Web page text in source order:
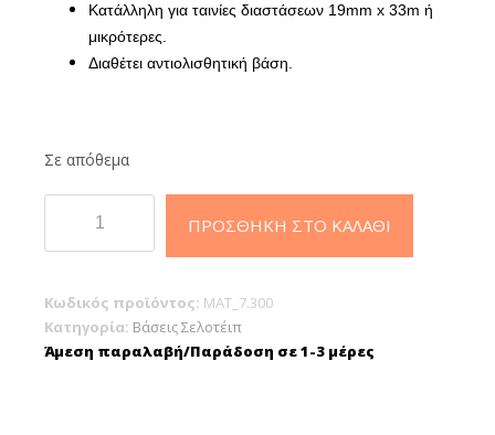
Κατάλληλη για ταινίες διαστάσεων 19mm x 33m ή
μικρότερες.
Διαθέτει αντιολισθητική βάση.
Σε απόθεμα
Κολλητικής
Βαριά
13x5,5x6cm
ΠΡΟΣΘΉΚΗ ΣΤΟ ΚΑΛΆΘΙ
Κωδικός προϊόντος: MAT_7.300
Κατηγορία: Βάσεις Σελοτέιπ
Άμεση παραλαβή/Παράδοση σε 1-3 μέρες